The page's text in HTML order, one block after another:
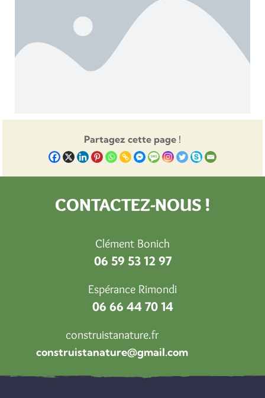
Partagez cette page !
CONTACTEZ-NOUS !
Clément Bonich
06 59 53 12 97
Espérance Rimondi
06 66 44 70 14
construistanature.fr
construistanature@gmail.com